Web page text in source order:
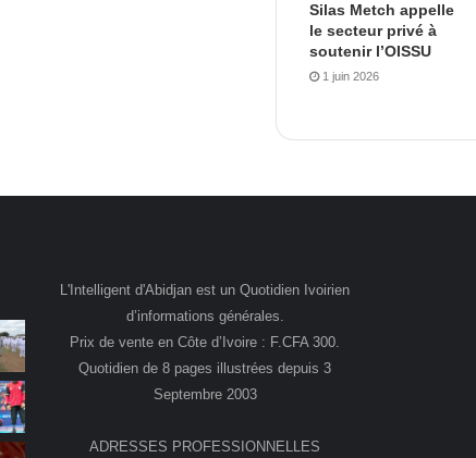
Silas Metch appelle
le secteur privé à
soutenir l’OISSU
1 juin 2026
L'Intelligent d'Abidjan est un Quotidien Ivoirien
d’informations générales.
Prix de vente en Côte d’Ivoire : F.CFA 300.
Quotidien de 8 pages illustrées depuis 3
Septembre 2003
ADRESSES PROFESSIONNELLES